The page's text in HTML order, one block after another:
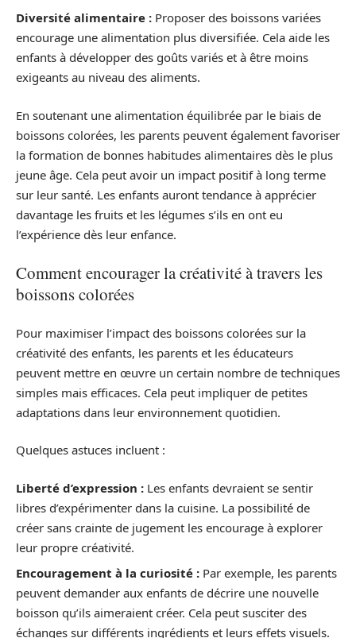
Diversité alimentaire : Proposer des boissons variées
encourage une alimentation plus diversifiée. Cela aide les
enfants à développer des goûts variés et à être moins
exigeants au niveau des aliments.
En soutenant une alimentation équilibrée par le biais de
boissons colorées, les parents peuvent également favoriser
la formation de bonnes habitudes alimentaires dès le plus
jeune âge. Cela peut avoir un impact positif à long terme
sur leur santé. Les enfants auront tendance à apprécier
davantage les fruits et les légumes s’ils en ont eu
l’expérience dès leur enfance.
Comment encourager la créativité à travers les
boissons colorées
Pour maximiser l’impact des boissons colorées sur la
créativité des enfants, les parents et les éducateurs
peuvent mettre en œuvre un certain nombre de techniques
simples mais efficaces. Cela peut impliquer de petites
adaptations dans leur environnement quotidien.
Quelques astuces incluent :
Liberté d’expression : Les enfants devraient se sentir
libres d’expérimenter dans la cuisine. La possibilité de
créer sans crainte de jugement les encourage à explorer
leur propre créativité.
Encouragement à la curiosité : Par exemple, les parents
peuvent demander aux enfants de décrire une nouvelle
boisson qu’ils aimeraient créer. Cela peut susciter des
échanges sur différents ingrédients et leurs effets visuels.